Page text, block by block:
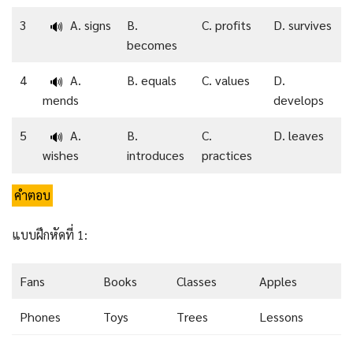
3 🔊 A. signs
B.
becomes
C. profits D. survives
4 🔊 A.
mends
B. equals C. values
D.
develops
5 🔊 A.
wishes
B.
introduces
C.
practices
D. leaves
คำตอบ
แบบฝึกหัดที่ 1:
Fans Books Classes Apples
Phones Toys Trees Lessons